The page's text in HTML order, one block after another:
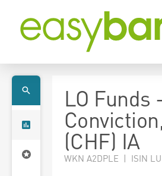
LO Funds
(CHF) IA
WKN A2DPLE | ISIN